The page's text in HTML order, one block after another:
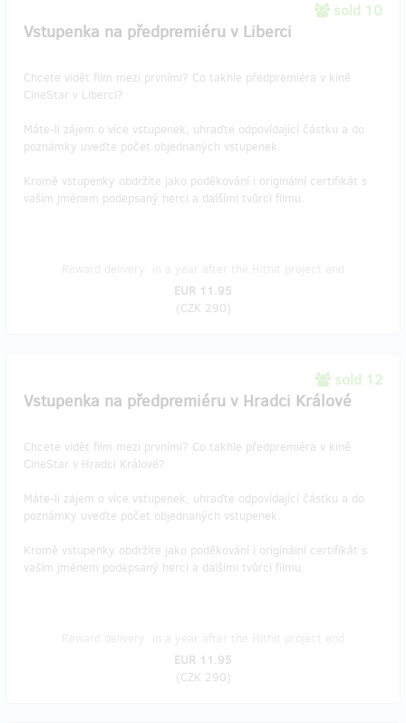
sold 10
Vstupenka na předpremiéru v Liberci
Chcete vidět film mezi prvními? Co takhle předpremiéra v kině
CineStar v Liberci?
Máte-li zájem o více vstupenek, uhraďte odpovídající částku a do
poznámky uveďte počet objednaných vstupenek.
Kromě vstupenky obdržíte jako poděkování i originální certifikát s
vaším jménem podepsaný herci a dalšími tvůrci filmu.
EUR 11.95
(CZK 290)
sold 12
Vstupenka na předpremiéru v Hradci Králové
Chcete vidět film mezi prvními? Co takhle předpremiéra v kině
CineStar v Hradci Králové?
Máte-li zájem o více vstupenek, uhraďte odpovídající částku a do
poznámky uveďte počet objednaných vstupenek.
Kromě vstupenky obdržíte jako poděkování i originální certifikát s
vaším jménem podepsaný herci a dalšími tvůrci filmu.
EUR 11.95
(CZK 290)